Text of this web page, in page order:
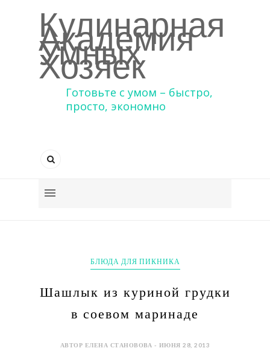
Кулинарная
Академия
Умных
Хозяек
Готовьте с умом – быстро,
просто, экономно
БЛЮДА ДЛЯ ПИКНИКА
Шашлык из куриной грудки
в соевом маринаде
АВТОР ЕЛЕНА СТАНОВОВА - ИЮНЯ 28, 2013